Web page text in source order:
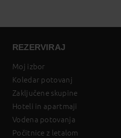
REZERVIRAJ
Moj izbor
Koledar potovanj
Zaključene skupine
Hoteli in apartmaji
Vodena potovanja
Počitnice z letalom